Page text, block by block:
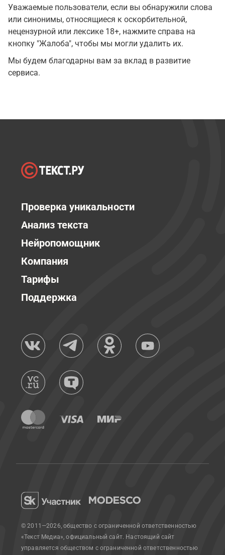
Уважаемые пользователи, если вы обнаружили слова
или синонимы, относящиеся к оскорбительной,
нецензурной или лексике 18+, нажмите справа на
кнопку "Жалоба", чтобы мы могли удалить их.
Мы будем благодарны вам за вклад в развитие
сервиса.
Проверка уникальности
Анализ текста
Нейропомощник
Компания
Тарифы
Поддержка
© 2011—2026, общество с ограниченной ответственностью
«Текст Медиа», официальный сайт. Настоящий сайт
управляется обществом с ограниченной ответственностью